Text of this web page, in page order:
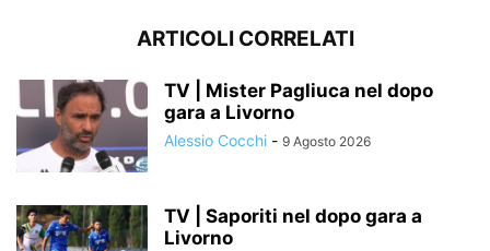
ARTICOLI CORRELATI
TV | Mister Pagliuca nel dopo
gara a Livorno
Alessio Cocchi - 9 Agosto 2026
TV | Saporiti nel dopo gara a
Livorno